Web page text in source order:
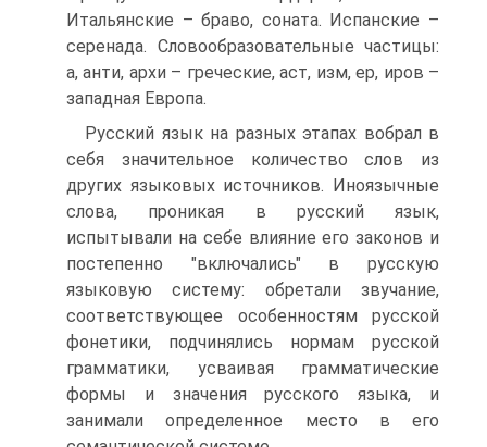
Итальянские – браво, соната. Испанские –
серенада. Словообразовательные частицы:
а, анти, архи – греческие, аст, изм, ер, иров –
западная Европа.
Рус­ский язык на разных этапах вобрал в
себя значительное количество слов из
других языковых источников. Иноязычные
слова, проникая в русский язык,
испытывали на себе влияние его законов и
постепенно "включались" в русскую
языковую систему: обретали звучание,
соответствующее особен­ностям русской
фонетики, подчинялись нормам русской
грамматики, ус­ваивая грамматические
формы и значения русского языка, и
занимали определенное место в его